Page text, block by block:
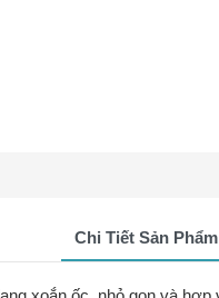
Chi Tiết Sản Phẩm